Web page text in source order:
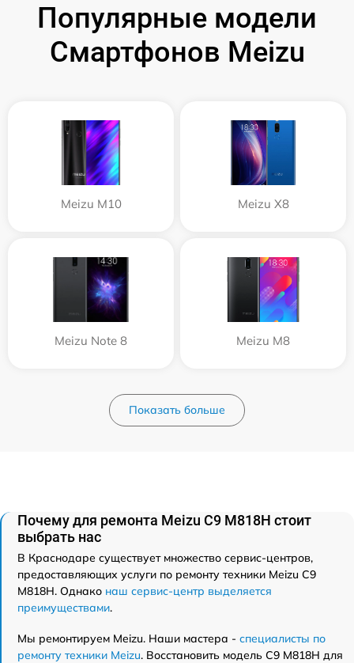
Популярные модели
Смартфонов Meizu
Meizu M10 Meizu X8
Meizu Note 8 Meizu M8
Показать больше
Почему для ремонта Meizu C9 M818H стоит
выбрать нас
В Краснодаре существует множество сервис-центров,
предоставляющих услуги по ремонту техники Meizu C9
M818H. Однако наш сервис-центр выделяется
преимуществами.
Мы ремонтируем Meizu. Наши мастера - специалисты по
ремонту техники Meizu. Восстановить модель C9 M818H для